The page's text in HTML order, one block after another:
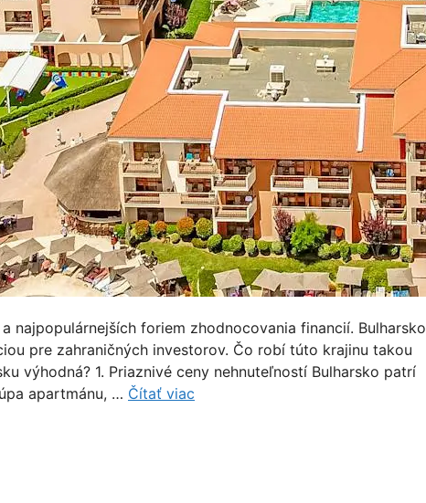
najpopulárnejších foriem zhodnocovania financií. Bulharsko
pre zahraničných investorov. Čo robí túto krajinu takou
výhodná? 1. Priaznivé ceny nehnuteľností Bulharsko patrí
apartmánu, … Čítať viac